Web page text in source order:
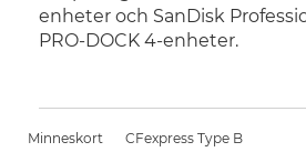
enheter och SanDisk
PRO-DOCK 4-enheter.
Minneskort CFexpress Type B